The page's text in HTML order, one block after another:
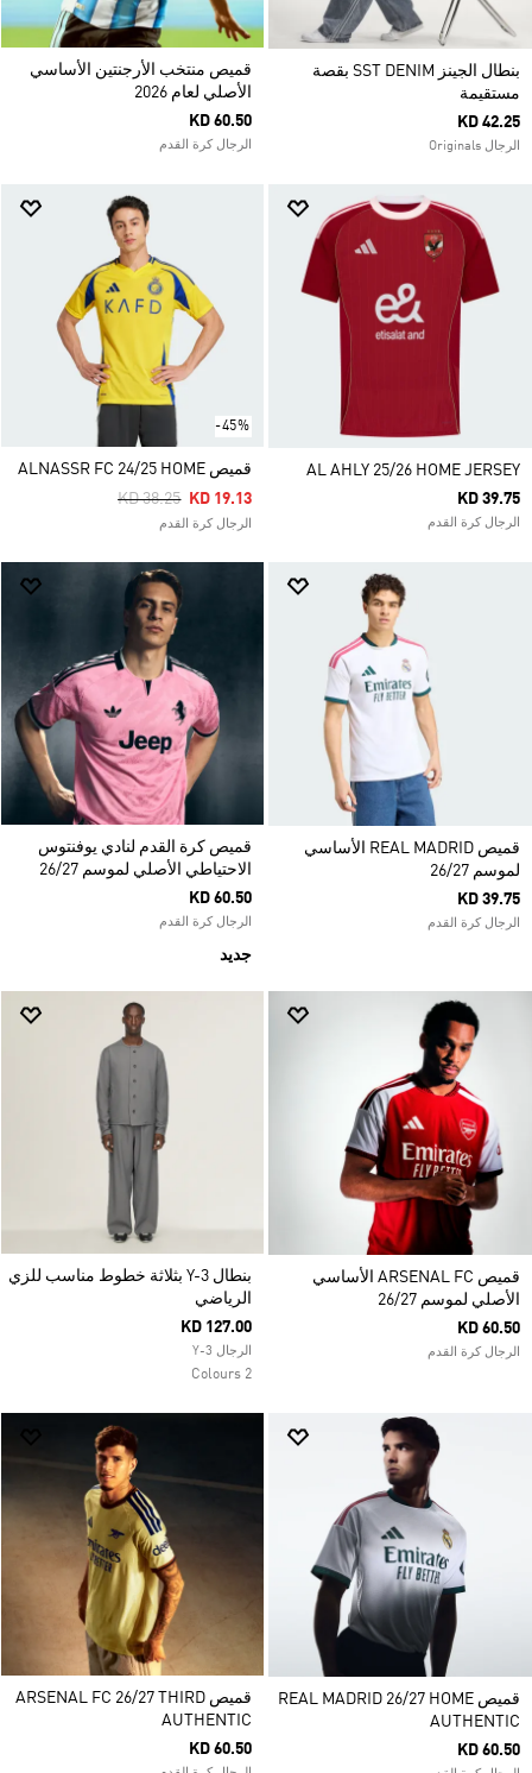
بنطال الجينز SST DENIM بقصة
مستقيمة
KD 42.25
الرجال Originals
قميص منتخب الأرجنتين الأساسي
الأصلي لعام 2026
KD 60.50
الرجال كرة القدم
AL AHLY 25/26 HOME JERSEY
KD 39.75
الرجال كرة القدم
-45%
قميص ALNASSR FC 24/25 HOME
Price Reduced From
KD 38.25ToKD 19.13
الرجال كرة القدم
قميص REAL MADRID الأساسي
لموسم 26/27
KD 39.75
الرجال كرة القدم
قميص كرة القدم لنادي يوفنتوس
الاحتياطي الأصلي لموسم 26/27
KD 60.50
الرجال كرة القدم
جديد
قميص ARSENAL FC الأساسي
الأصلي لموسم 26/27
KD 60.50
الرجال كرة القدم
بنطال Y-3 بثلاثة خطوط مناسب للزي
الرياضي
KD 127.00
الرجال Y-3
2 Colours
قميص REAL MADRID 26/27 HOME
AUTHENTIC
KD 60.50
قميص ARSENAL FC 26/27 THIRD
AUTHENTIC
KD 60.50